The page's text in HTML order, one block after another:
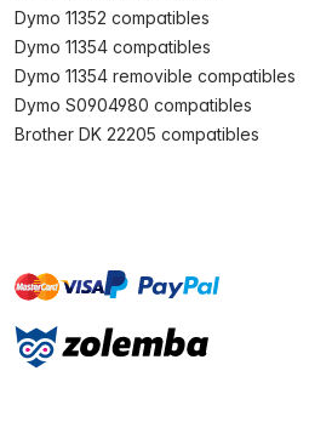
Dymo 11352 compatibles
Dymo 11354 compatibles
Dymo 11354 removible compatibles
Dymo S0904980 compatibles
Brother DK 22205 compatibles
mastervisa paypal